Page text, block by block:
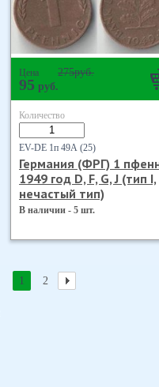
Цена 275руб.
95 руб.
Количество
EV-DE 1п 49А (25)
Германия (ФРГ) 1
1949 год D, F, G, J (тип I,
нечастый тип)
В наличии - 5 шт.
1 2